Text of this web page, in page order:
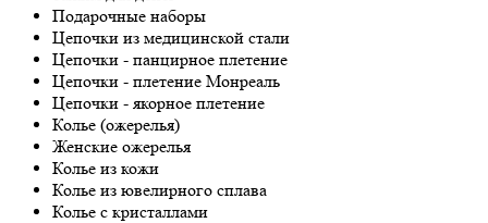
Подарочные наборы
Цепочки из медицинской стали
Цепочки - панцирное плетение
Цепочки - плетение Монреаль
Цепочки - якорное плетение
Колье (ожерелья)
Женские ожерелья
Колье из кожи
Колье из ювелирного сплава
Колье с кристаллами